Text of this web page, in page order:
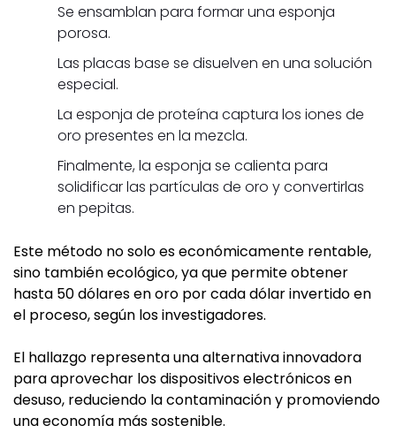
Se ensamblan para formar una esponja
porosa.
Las placas base se disuelven en una solución
especial.
La esponja de proteína captura los iones de
oro presentes en la mezcla.
Finalmente, la esponja se calienta para
solidificar las partículas de oro y convertirlas
en pepitas.
Este método no solo es económicamente rentable,
sino también ecológico, ya que permite obtener
hasta 50 dólares en oro por cada dólar invertido en
el proceso, según los investigadores.
El hallazgo representa una alternativa innovadora
para aprovechar los dispositivos electrónicos en
desuso, reduciendo la contaminación y promoviendo
una economía más sostenible.